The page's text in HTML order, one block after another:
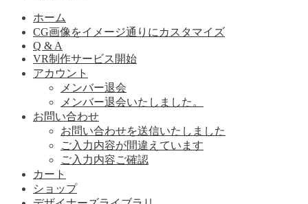
ホーム
CG画像をイメージ通りにカスタマイズ
Q & A
VR制作サービス開始
アカウント
メンバー退会
メンバー退会いたしました。
お問い合わせ
お問い合わせを送信いたしました
ご入力内容が間違えています
ご入力内容ご確認
カート
ショップ